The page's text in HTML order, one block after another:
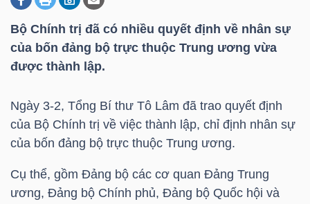
Bộ Chính trị đã có nhiều quyết định về nhân sự
của bốn đảng bộ trực thuộc Trung ương vừa
được thành lập.
Ngày 3-2, Tổng Bí thư Tô Lâm đã trao quyết định
của Bộ Chính trị về việc thành lập, chỉ định nhân sự
của bốn đảng bộ trực thuộc Trung ương.
Cụ thể, gồm Đảng bộ các cơ quan Đảng Trung
ương, Đảng bộ Chính phủ, Đảng bộ Quốc hội và
DOANH
NGHIỆP
ĐỘNG
SẢN
TÀI